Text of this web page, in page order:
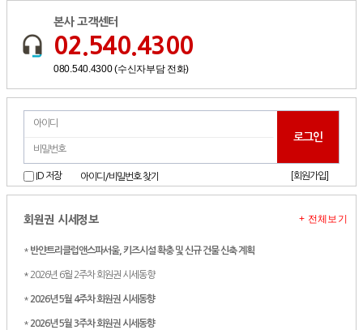
본사 고객센터
02.540.4300
080.540.4300 (수신자부담 전화)
ID 저장 아이디/비밀번호 찾기 [회원가입]
회원권 시세정보
* 반얀트리클럽앤스파서울, 키즈시설 확충 및 신규 건물 신축 계획
* 2026년 6월 2주차 회원권 시세동향
* 2026년 5월 4주차 회원권 시세동향
* 2026년 5월 3주차 회원권 시세동향
+ 전체보기